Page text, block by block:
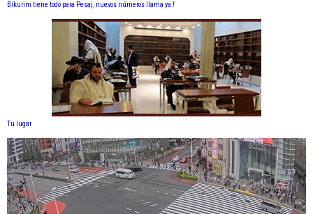
Bikurim tiene todo para Pesaj, nuevos números llama ya !
Tu lugar